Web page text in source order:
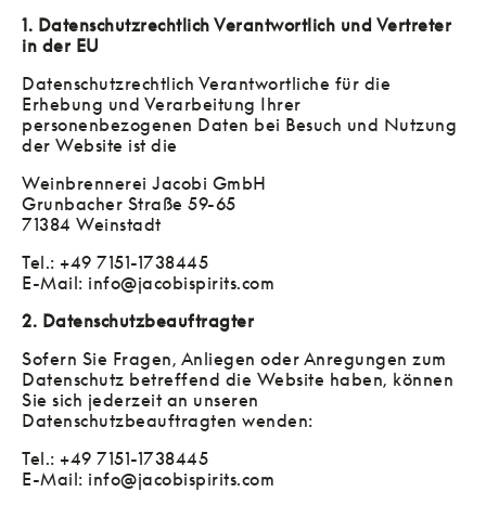
1. Datenschutzrechtlich Verantwortlich und Vertreter
in der EU
Datenschutzrechtlich Verantwortliche für die
Erhebung und Verarbeitung Ihrer
personenbezogenen Daten bei Besuch und Nutzung
der Website ist die
Weinbrennerei Jacobi GmbH
Grunbacher Straße 59-65
71384 Weinstadt
Tel.: +49 7151-1738445
E-Mail: info@jacobispirits.com
2. Datenschutzbeauftragter
Sofern Sie Fragen, Anliegen oder Anregungen zum
Datenschutz betreffend die Website haben, können
Sie sich jederzeit an unseren
Datenschutzbeauftragten wenden:
Tel.: +49 7151-1738445
E-Mail: info@jacobispirits.com